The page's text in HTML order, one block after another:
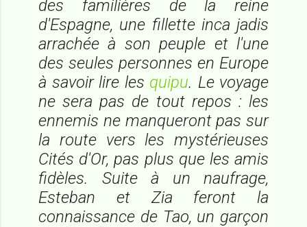
des familières de la reine
d'Espagne, une fillette inca jadis
arrachée à son peuple et l'une
des seules personnes en Europe
à savoir lire les quipu. Le voyage
ne sera pas de tout repos : les
ennemis ne manqueront pas sur
la route vers les mystérieuses
Cités d'Or, pas plus que les amis
fidèles. Suite à un naufrage,
Esteban et Zia feront la
connaissance de Tao, un garçon